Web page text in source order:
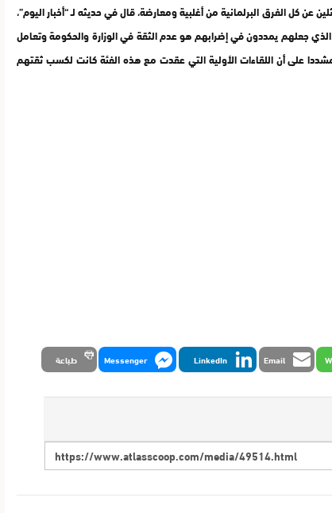
عن كل الفرق البرلمانية من أغلبية ومعارضة، قال في حديثه لـ “أخبار اليوم”،
جعلهم يمددون في إضرابهم هو عدم الثقة في الوزارة والحكومة وتعامل
مشددا على أن اللقاءات الأولية التي عقدت مع هذه الفئة كانت لكسب ثقتهم
Email
LinkedIn
Messenger طباعة